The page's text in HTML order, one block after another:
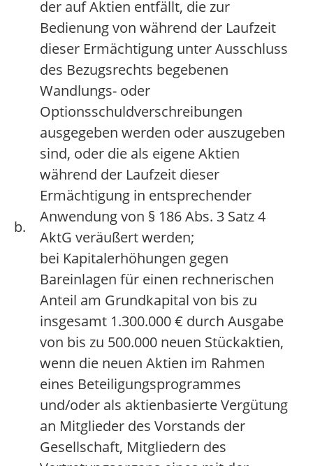
b.
der auf Aktien entfällt, die zur
Bedienung von während der Laufzeit
dieser Ermächtigung unter Ausschluss
des Bezugsrechts begebenen
Wandlungs- oder
Optionsschuldverschreibungen
ausgegeben werden oder auszugeben
sind, oder die als eigene Aktien
während der Laufzeit dieser
Ermächtigung in entsprechender
Anwendung von § 186 Abs. 3 Satz 4
AktG veräußert werden;
bei Kapitalerhöhungen gegen
Bareinlagen für einen rechnerischen
Anteil am Grundkapital von bis zu
insgesamt 1.300.000 € durch Ausgabe
von bis zu 500.000 neuen Stückaktien,
wenn die neuen Aktien im Rahmen
eines Beteiligungsprogrammes
und/oder als aktienbasierte Vergütung
an Mitglieder des Vorstands der
Gesellschaft, Mitgliedern des